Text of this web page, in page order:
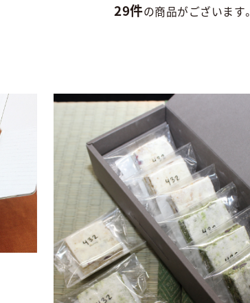
29件の商品がございます。